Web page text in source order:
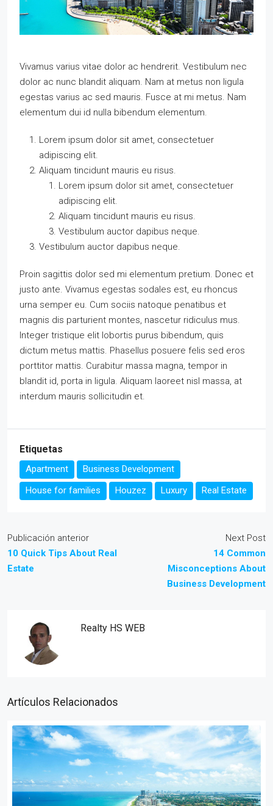
Vivamus varius vitae dolor ac hendrerit. Vestibulum nec
dolor ac nunc blandit aliquam. Nam at metus non ligula
egestas varius ac sed mauris. Fusce at mi metus. Nam
elementum dui id nulla bibendum elementum.
Lorem ipsum dolor sit amet, consectetuer
adipiscing elit.
Aliquam tincidunt mauris eu risus.
Lorem ipsum dolor sit amet, consectetuer
adipiscing elit.
Aliquam tincidunt mauris eu risus.
Vestibulum auctor dapibus neque.
Vestibulum auctor dapibus neque.
Proin sagittis dolor sed mi elementum pretium. Donec et
justo ante. Vivamus egestas sodales est, eu rhoncus
urna semper eu. Cum sociis natoque penatibus et
magnis dis parturient montes, nascetur ridiculus mus.
Integer tristique elit lobortis purus bibendum, quis
dictum metus mattis. Phasellus posuere felis sed eros
porttitor mattis. Curabitur massa magna, tempor in
blandit id, porta in ligula. Aliquam laoreet nisl massa, at
interdum mauris sollicitudin et.
Etiquetas
Apartment
Business Development
House for families
Houzez Luxury Real Estate
Publicación anterior
10 Quick Tips About Real
Estate
Next Post
14 Common
Misconceptions About
Business Development
Realty HS WEB
Artículos Relacionados